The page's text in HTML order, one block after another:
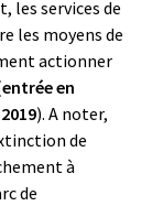
les services de
les moyens de
actionner
entrée en
). A noter,
de
à
de